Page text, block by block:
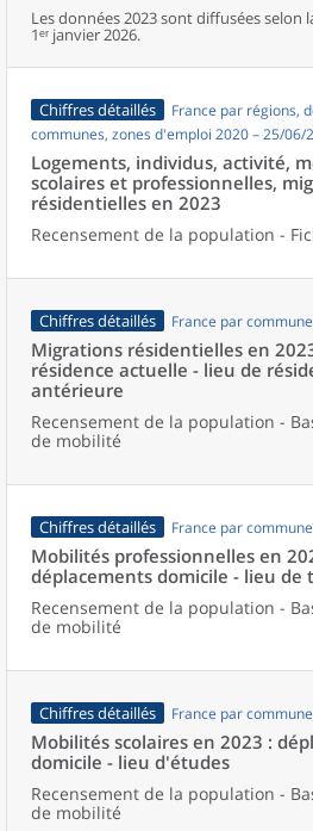
Les données 2023 sont diffusées selon
1ᵉʳ janvier 2026.
Chiffres détaillés
France par régions,
communes, zones d'emploi 2020 – 25/06/
Logements, individus, activité,
scolaires et professionnelles,
résidentielles en 2023
Recensement de la population -
Chiffres détaillés France par
Migrations résidentielles en
résidence actuelle - lieu de
antérieure
Recensement de la population -
de mobilité
Chiffres détaillés France par
Mobilités professionnelles en
déplacements domicile - lieu de
Recensement de la population -
de mobilité
Chiffres détaillés France par
Mobilités scolaires en 2023 :
domicile - lieu d'études
Recensement de la population -
de mobilité